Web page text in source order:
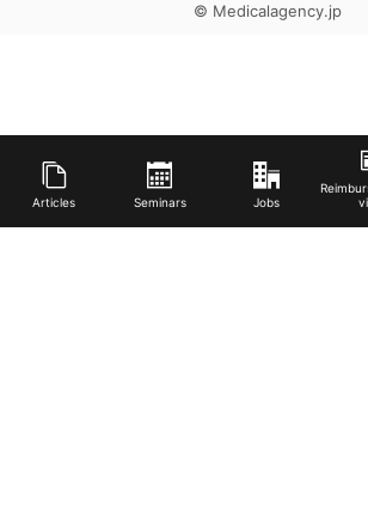
Articles Seminars Jobs
© Medicalagency.jp